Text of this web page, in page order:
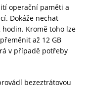
operační paměti a
Dokáže nechat
hodin. Kromě toho lze
až 12 GB
v případě potřeby
bezeztrátovou